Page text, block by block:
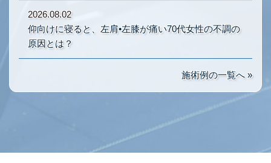
2026.08.02
仰向けに寝ると、左肩•左膝が痛い70代女性の不調の
原因とは？
施術例の一覧へ »